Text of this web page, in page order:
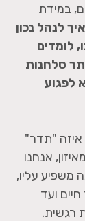
במידת
לנהל נכון
לומדים
סלחנות
לפגוע
"תדר"
אנחנו
משפיע עליו,
ועד
רגשית.